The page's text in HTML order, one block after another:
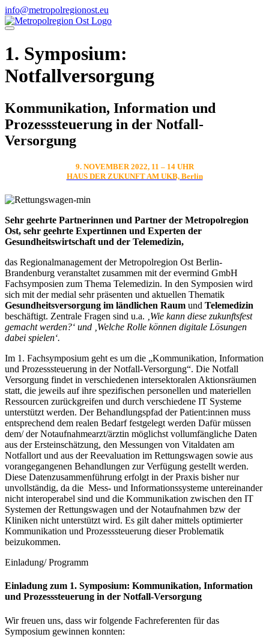
Direkt
zum
Inhalt
info@metropolregionost.eu
1. Symposium:
Notfallversorgung
Kommunikation, Information und
Prozesssteuerung in der Notfall-
Versorgung
9. NOVEMBER 2022, 11 – 14 UHR
HAUS DER ZUKUNFT AM UKB, Berlin
Sehr geehrte Partnerinnen und Partner der Metropolregion
Ost, sehr geehrte Expertinnen und Experten der
Gesundheitswirtschaft und der Telemedizin,
das Regionalmanagement der Metropolregion Ost Berlin-
Brandenburg veranstaltet zusammen mit der evermind GmbH
Fachsymposien zum Thema Telemedizin. In den Symposien wird
sich mit der medial sehr präsenten und aktuellen Thematik
Gesundheitsversorgung im ländlichen Raum und Telemedizin
beschäftigt. Zentrale Fragen sind u.a.
‚Wie kann diese zukunftsfest
gemacht werden?‘ und ‚Welche Rolle können digitale Lösungen
dabei spielen‘.
Im 1. Fachsymposium geht es um die „Kommunikation, Information
und Prozesssteuerung in der Notfall-Versorgung“. Die Notfall
Versorgung findet in verschiedenen intersektoralen Aktionsräumen
statt, die jeweils auf ihre spezifischen personellen und materiellen
Ressourcen zurückgreifen und durch verschiedene IT Systeme
unterstützt werden. Der Behandlungspfad der Patient:innen muss
entsprechend dem realen Bedarf festgelegt werden Dafür müssen
dem/ der Notaufnahmearzt/ärztin möglichst vollumfängliche Daten
aus der Ersteinschätzung, den Messungen von Vitaldaten am
Notfallort und aus der Reevaluation im Rettungswagen sowie aus
vorangegangenen Behandlungen zur Verfügung gestellt werden.
Diese Datenzusammenführung erfolgt in der Praxis bisher nur
unvollständig, da die Mess- und Informationssysteme untereinander
nicht interoperabel sind und die Kommunikation zwischen den IT
Systemen der Rettungswagen und der Notaufnahmen bzw der
Kliniken nicht unterstützt wird. Es gilt daher mittels optimierter
Kommunikation und Prozesssteuerung dieser Problematik
beizukommen.
Einladung/ Programm
Einladung zum 1. Symposium: Kommunikation, Information
und Prozesssteuerung in der Notfall-Versorgung
Wir freuen uns, dass wir folgende Fachreferenten für das
Symposium gewinnen konnten: